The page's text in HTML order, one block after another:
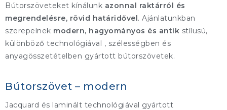
Bútorszöveteket kínálunk azonnal raktárról és
megrendelésre, rövid határidővel. Ajánlatunkban
szerepelnek modern, hagyományos és antik stílusú,
különböző technológiával , szélességben és
anyagösszetételben gyártott bútorszövetek.
Bútorszövet – modern
Jacquard és laminált technológiával gyártott